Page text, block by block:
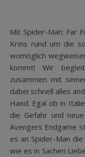
Mit Spider-Man: Far From Home schließt sich nicht nur der
Kreis rund um die
womöglich
kommt! Wir
zusammen mit
dabei schnell alles
Hand. Egal ob in
die Gefahr und
Avengers Endgame
es an Spider-Man
wie es in Sachen